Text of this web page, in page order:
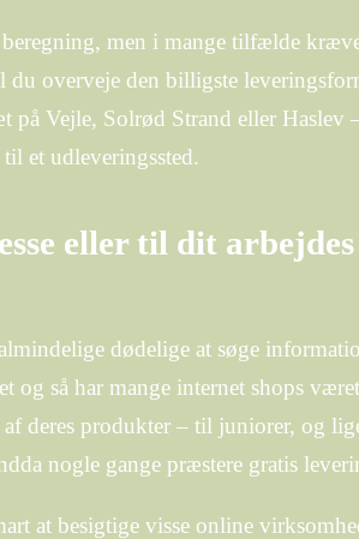
men i mange tilfælde
du overveje den billigste
på Vejle, Solrød Strand eller Haslev
et udleveringssted.
eller til dit arbejdes
dødelige at søge
og så har mange internet shops
deres produkter – til juniorer, og
nogle gange præstere gratis
at besigtige visse online